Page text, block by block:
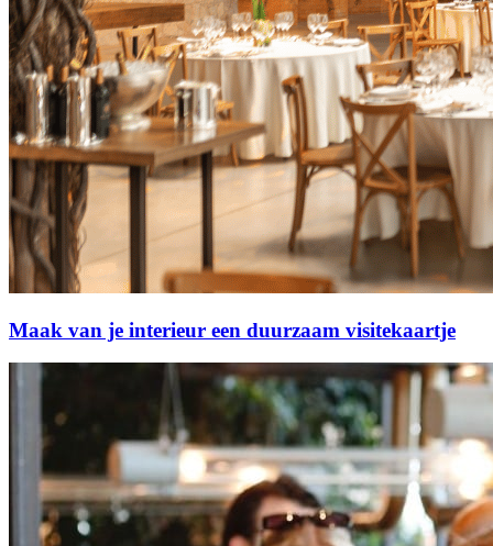
Maak van je interieur een duurzaam visitekaartje